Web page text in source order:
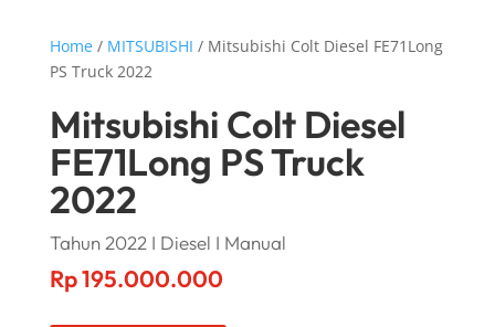
Home/ MITSUBISHI / Mitsubishi Colt Diesel FE71Long
PS Truck 2022
Mitsubishi Colt Diesel
FE71Long PS Truck
2022
Tahun 2022 I Diesel I Manual
Rp195.000.000